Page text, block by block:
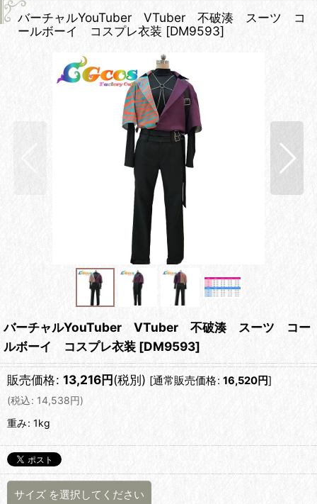
バーチャルYouTuber VTuber 不破湊 スーツ コ
ールボーイ コスプレ衣装 [DM9593]
バーチャルYouTuber VTuber 不破湊 スーツ コー
ルボーイ コスプレ衣装 [DM9593]
販売価格: 13,216円(税別) [通常販売価格: 16,520円]
(税込: 14,538円)
重み: 1kg
サイズ を選択してください